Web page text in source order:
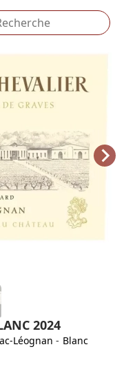
2024
Léognan - Blanc